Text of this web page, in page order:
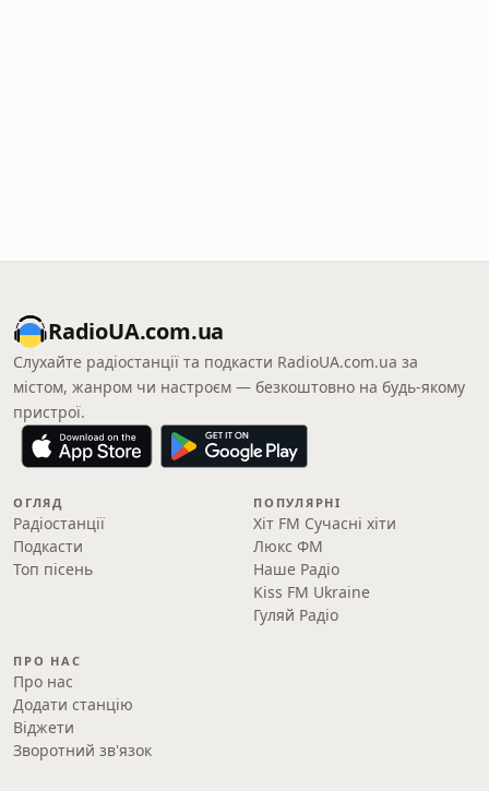
RadioUA.com.ua
Слухайте радіостанції та подкасти RadioUA.com.ua за
містом, жанром чи настроєм — безкоштовно на будь-якому
пристрої.
ОГЛЯД
Радіостанції
Подкасти
Топ пісень
ПОПУЛЯРНІ
Хіт FM Сучасні хіти
Люкс ФМ
Наше Радіо
Kiss FM Ukraine
Гуляй Радіо
ПРО НАС
Про нас
Додати станцію
Віджети
Зворотний зв'язок